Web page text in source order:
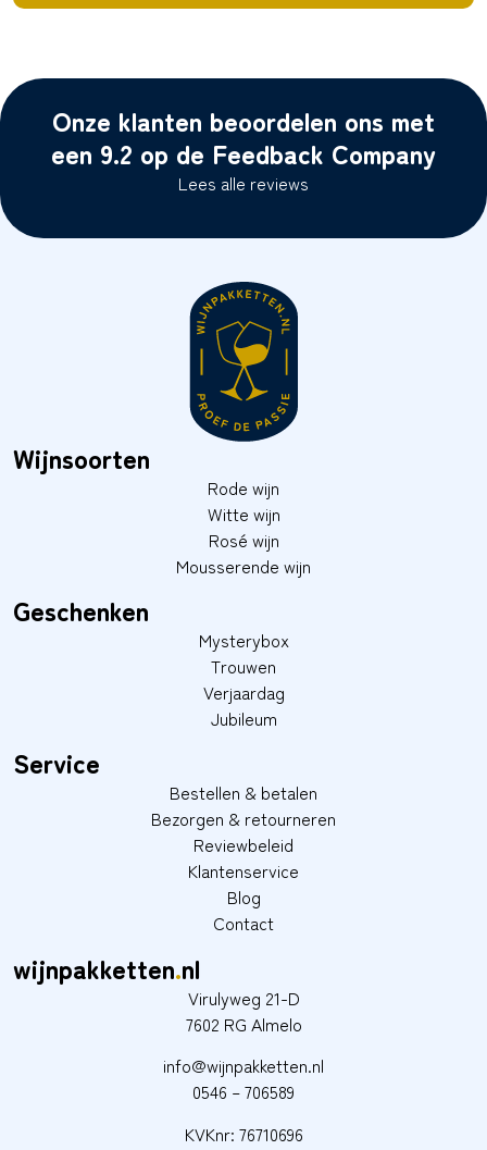
Onze klanten beoordelen ons met
een 9.2 op de Feedback Company
Lees alle reviews
Wijnsoorten
Rode wijn
Witte wijn
Rosé wijn
Mousserende wijn
Geschenken
Mysterybox
Trouwen
Verjaardag
Jubileum
Service
Bestellen & betalen
Bezorgen & retourneren
Reviewbeleid
Klantenservice
Blog
Contact
wijnpakketten.nl
Virulyweg 21-D
7602 RG Almelo
info@wijnpakketten.nl
0546 – 706589
KVKnr: 76710696